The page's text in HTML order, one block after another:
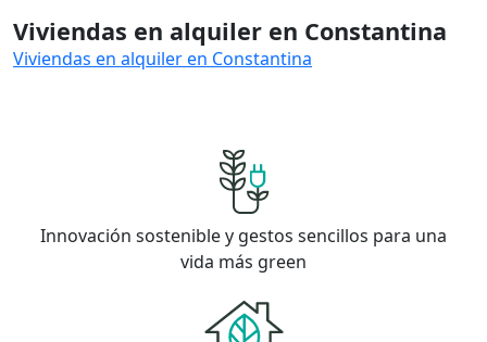
Viviendas en alquiler en Constantina
Viviendas en alquiler en Constantina
Innovación sostenible y gestos sencillos para una
vida más green